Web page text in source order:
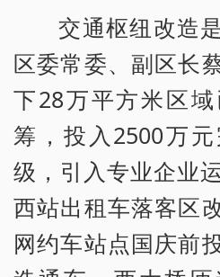
交通枢纽改造
区委常委、副区长
下28万平方米区
筹，投入2500万
级，引入专业企业
西站出租车落客区
网约车站点国庆前